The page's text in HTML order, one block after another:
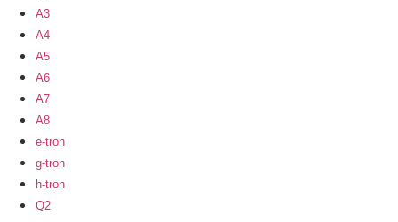
A3
A4
A5
A6
A7
A8
e-tron
g-tron
h-tron
Q2